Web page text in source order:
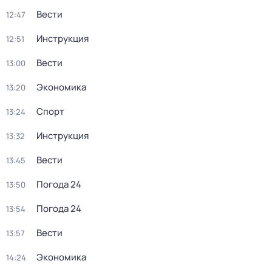
12:47 Вести
12:51 Инструкция
13:00 Вести
13:20 Экономика
13:24 Спорт
13:32 Инструкция
13:45 Вести
13:50 Погода 24
13:54 Погода 24
13:57 Вести
14:24 Экономика